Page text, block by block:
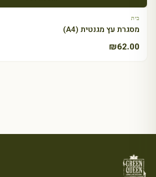
בית
מסגרת עץ מגנטית (A4)
₪62.00